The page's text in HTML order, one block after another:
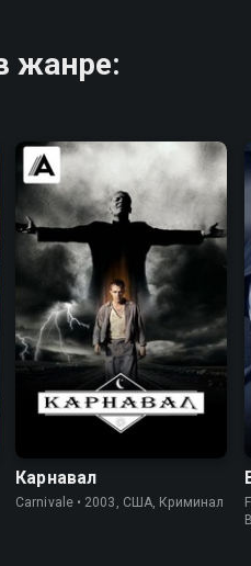
жанре:
7.7 8.4
Карнавал
Carnivale • 2003, США, Криминал